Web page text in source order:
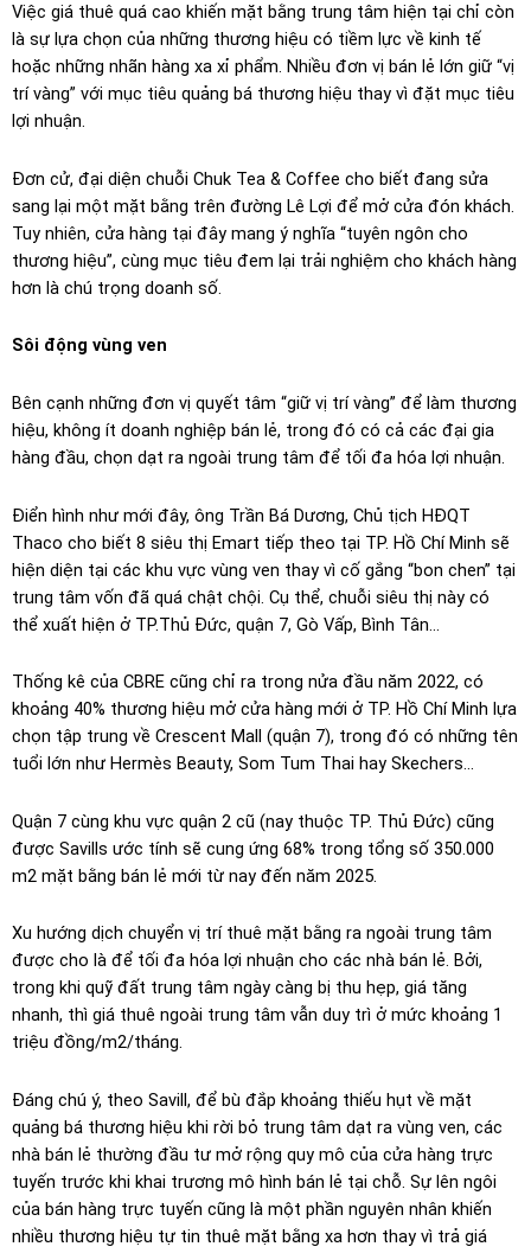
Việc giá thuê quá cao khiến mặt bằng trung tâm hiện tại chỉ còn
là sự lựa chọn của những thương hiệu có tiềm lực về kinh tế
hoặc những nhãn hàng xa xỉ phẩm. Nhiều đơn vị bán lẻ lớn giữ “vị
trí vàng” với mục tiêu quảng bá thương hiệu thay vì đặt mục tiêu
lợi nhuận.
Đơn cử, đại diện chuỗi Chuk Tea & Coffee cho biết đang sửa
sang lại một mặt bằng trên đường Lê Lợi để mở cửa đón khách.
Tuy nhiên, cửa hàng tại đây mang ý nghĩa “tuyên ngôn cho
thương hiệu”, cùng mục tiêu đem lại trải nghiệm cho khách hàng
hơn là chú trọng doanh số.
Sôi động vùng ven
Bên cạnh những đơn vị quyết tâm “giữ vị trí vàng” để làm thương
hiệu, không ít doanh nghiệp bán lẻ, trong đó có cả các đại gia
hàng đầu, chọn dạt ra ngoài trung tâm để tối đa hóa lợi nhuận.
Điển hình như mới đây, ông Trần Bá Dương, Chủ tịch HĐQT
Thaco cho biết 8 siêu thị Emart tiếp theo tại TP. Hồ Chí Minh sẽ
hiện diện tại các khu vực vùng ven thay vì cố gắng “bon chen” tại
trung tâm vốn đã quá chật chội. Cụ thể, chuỗi siêu thị này có
thể xuất hiện ở TP.Thủ Đức, quận 7, Gò Vấp, Bình Tân…
Thống kê của CBRE cũng chỉ ra trong nửa đầu năm 2022, có
khoảng 40% thương hiệu mở cửa hàng mới ở TP. Hồ Chí Minh lựa
chọn tập trung về Crescent Mall (quận 7), trong đó có những tên
tuổi lớn như Hermès Beauty, Som Tum Thai hay Skechers…
Quận 7 cùng khu vực quận 2 cũ (nay thuộc TP. Thủ Đức) cũng
được Savills ước tính sẽ cung ứng 68% trong tổng số 350.000
m2 mặt bằng bán lẻ mới từ nay đến năm 2025.
Xu hướng dịch chuyển vị trí thuê mặt bằng ra ngoài trung tâm
được cho là để tối đa hóa lợi nhuận cho các nhà bán lẻ. Bởi,
trong khi quỹ đất trung tâm ngày càng bị thu hẹp, giá tăng
nhanh, thì giá thuê ngoài trung tâm vẫn duy trì ở mức khoảng 1
triệu đồng/m2/tháng.
Đáng chú ý, theo Savill, để bù đắp khoảng thiếu hụt về mặt
quảng bá thương hiệu khi rời bỏ trung tâm dạt ra vùng ven, các
nhà bán lẻ thường đầu tư mở rộng quy mô của cửa hàng trực
tuyến trước khi khai trương mô hình bán lẻ tại chỗ. Sự lên ngôi
của bán hàng trực tuyến cũng là một phần nguyên nhân khiến
nhiều thương hiệu tự tin thuê mặt bằng xa hơn thay vì trả giá